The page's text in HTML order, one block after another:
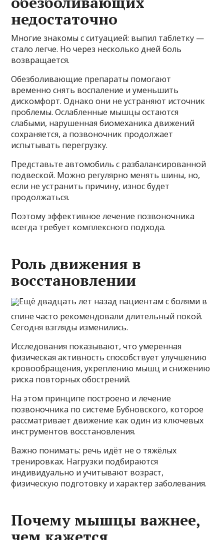
недостаточно
Многие знакомы с ситуацией: выпил таблетку —
стало легче. Но через несколько дней боль
возвращается.
Обезболивающие препараты помогают
временно снять воспаление и уменьшить
дискомфорт. Однако они не устраняют источник
проблемы. Ослабленные мышцы остаются
слабыми, нарушенная биомеханика движений
сохраняется, а позвоночник продолжает
испытывать перегрузку.
Представьте автомобиль с разбалансированной
подвеской. Можно регулярно менять шины, но,
если не устранить причину, износ будет
продолжаться.
Поэтому эффективное лечение позвоночника
всегда требует комплексного подхода.
Роль движения в
восстановлении
Ещё двадцать лет назад пациентам с болями в
спине часто рекомендовали длительный покой.
Сегодня взгляды изменились.
Исследования показывают, что умеренная
физическая активность способствует улучшению
кровообращения, укреплению мышц и снижению
риска повторных обострений.
На этом принципе построено и лечение
позвоночника по системе Бубновского, которое
рассматривает движение как один из ключевых
инструментов восстановления.
Важно понимать: речь идёт не о тяжёлых
тренировках. Нагрузки подбираются
индивидуально и учитывают возраст,
физическую подготовку и характер заболевания.
Почему мышцы важнее,